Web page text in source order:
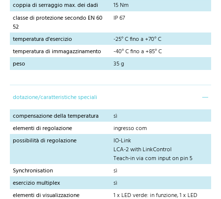
coppia di serraggio max. dei dadi
15 Nm
classe di protezione secondo EN 60
52
IP 67
temperatura d'esercizio
-25° C fino a +70° C
temperatura di immagazzinamento
-40° C fino a +85° C
peso
35 g
dotazione/caratteristiche speciali
compensazione della temperatura
sì
elementi di regolazione
ingresso com
possibilità di regolazione
IO-Link
LCA-2 with LinkControl
Teach-in via com input on pin 5
Synchronisation
sì
esercizio multiplex
sì
elementi di visualizzazione
1 x LED verde: in funzione, 1 x LED